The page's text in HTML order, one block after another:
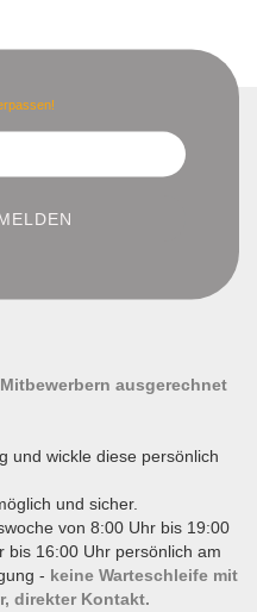
ausgerechnet
und wickle diese persönlich
und sicher.
von 8:00 Uhr bis 19:00
bis 16:00 Uhr persönlich am
- keine Warteschleife mit
direkter Kontakt.